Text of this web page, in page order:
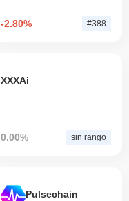
-2.80% #388
XXXAi
0.00% sin rango
Pulsechain